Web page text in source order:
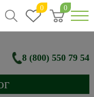
0 0
8 (800) 550 79 54